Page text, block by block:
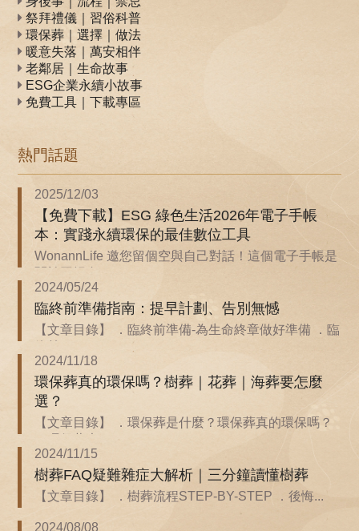
祭拜禮儀｜習俗科普
環保葬｜選擇｜做法
暖意失落｜萬安相伴
老鄰居｜生命故事
ESG企業永續小故事
免費工具｜下載專區
熱門話題
2025/12/03
【免費下載】ESG 綠色生活2026年電子手帳
本：實踐永續環保的最佳數位工具
WonannLife 邀您留個空與自己對話！這個電子手帳是
2024/05/24
臨終前準備指南：提早計劃、告別無憾
【文章目錄】 ．臨終前準備-為生命終章做好準備 ．臨
2024/11/18
環保葬真的環保嗎？樹葬｜花葬｜海葬要怎麼
選？
【文章目錄】 ．環保葬是什麼？環保葬真的環保嗎？
2024/11/15
樹葬FAQ疑難雜症大解析｜三分鐘讀懂樹葬
【文章目錄】 ．樹葬流程STEP-BY-STEP ．後悔...
2024/08/08